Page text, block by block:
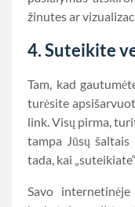
žinutes ar
4. Suteikite
Tam, kad
turėsite
link. Visų pirma,
tampa Jūsų
tada, kai
Savo